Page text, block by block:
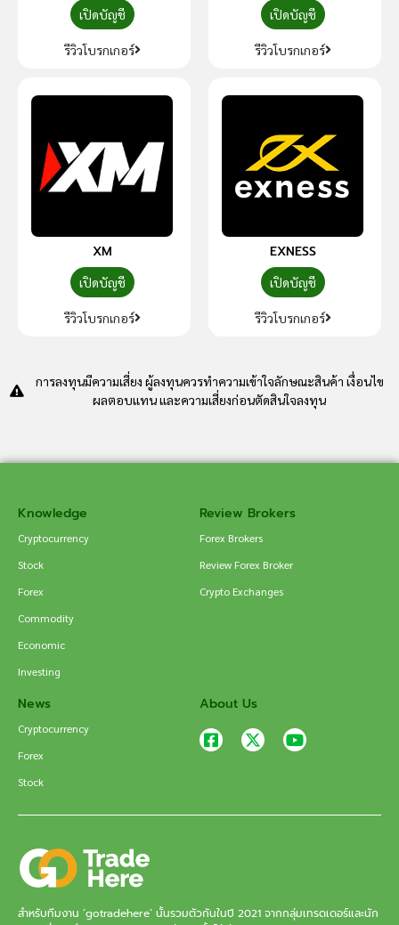
เปิดบัญชี
รีวิวโบรกเกอร์
เปิดบัญชี
รีวิวโบรกเกอร์
XM
เปิดบัญชี
รีวิวโบรกเกอร์
EXNESS
เปิดบัญชี
รีวิวโบรกเกอร์
การลงทุนมีความเสี่ยง ผู้ลงทุนควรทำความเข้าใจลักษณะสินค้า เงื่อนไข
ผลตอบแทน และความเสี่ยงก่อนตัดสินใจลงทุน
Knowledge
Cryptocurrency
Stock
Forex
Commodity
Economic
Investing
Review Brokers
Forex Brokers
Review Forex Broker
Crypto Exchanges
News
Cryptocurrency
Forex
Stock
About Us
สำหรับทีมงาน ‘gotradehere’ นั้นรวมตัวกันในปี 2021 จากกลุ่มเทรดเดอร์และนัก